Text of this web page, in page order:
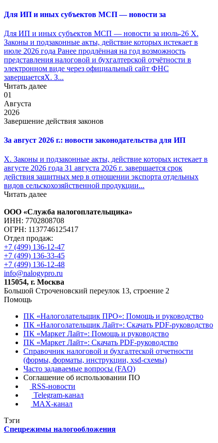
Для ИП и иных субъектов МСП — новости за
Для ИП и иных субъектов МСП — новости за июль-26 X.
Законы и подзаконные акты, действие которых истекает в
июле 2026 года Ранее продлённая на год возможность
представления налоговой и бухгалтерской отчётности в
электронном виде через официальный сайт ФНС
завершаетсяX. З...
Читать далее
01
Августа
2026
Завершение действия законов
За август 2026 г.: новости законодательства для ИП
X. Законы и подзаконные акты, действие которых истекает в
августе 2026 года 31 августа 2026 г. завершается срок
действия защитных мер в отношении экспорта отдельных
видов сельскохозяйственной продукции...
Читать далее
ООО «Служба налогоплательщика»
ИНН: 7702808708
ОГРН: 1137746125417
Отдел продаж:
+7 (499) 136-12-47
+7 (499) 136-33-45
+7 (499) 136-12-48
info@nalogypro.ru
115054, г. Москва
Большой Строченовский переулок 13, строение 2
Помощь
ПК «Налоголательщик ПРО»: Помощь и руководство
ПК «Налоголательщик Лайт»: Скачать PDF-руководство
ПК «Маркет Лайт»: Помощь и руководство
ПК «Маркет Лайт»: Скачать PDF-руководство
Справочник налоговой и бухгалтеской отчетности
(формы, форматы, инструкции, xsd-схемы)
Часто задаваемые вопросы (FAQ)
Соглашение об использовании ПО
RSS-новости
Telegram-канал
MAX-канал
Тэги
Спецрежимы налогообложения